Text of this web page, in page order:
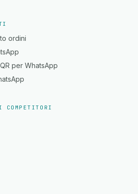
ordini
per WhatsApp
COMPETITORI